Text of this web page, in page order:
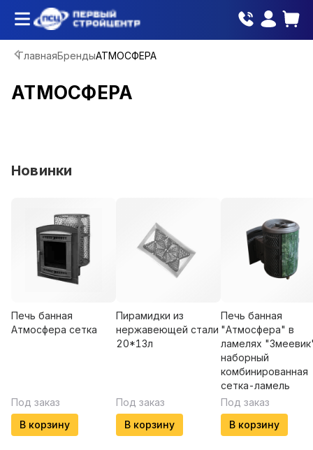
ГлавнаяБрендыАТМОСФЕРА
АТМОСФЕРА
Новинки
Печь банная
Атмосфера сетка
Под заказ
В корзину
Пирамидки из
нержавеющей стали
20*13л
Под заказ
В корзину
Печь банная
"Атмосфера" в
ламелях
наборный
комбинированная
сетка-ламель
Под заказ
В корзину